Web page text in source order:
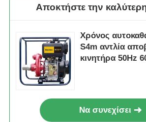
Αποκτήστε την καλύτερη
Χρόνος
S4m αντλία
κινητήρα 50Hz
Να συνεχίσει